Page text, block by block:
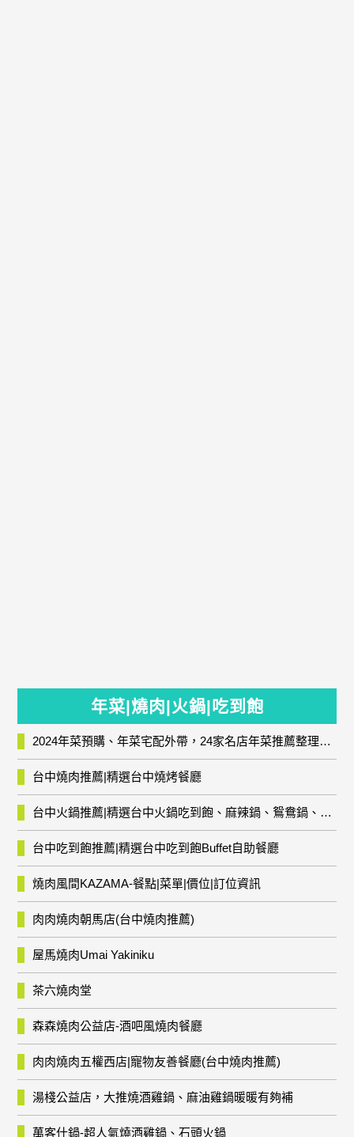
年菜|燒肉|火鍋|吃到飽
2024年菜預購、年菜宅配外帶，24家名店年菜推薦整理，圍爐輕鬆上菜團圓趣
台中燒肉推薦|精選台中燒烤餐廳
台中火鍋推薦|精選台中火鍋吃到飽、麻辣鍋、鴛鴦鍋、石頭火鍋、酸菜白肉鍋、海鮮鍋、燒酒雞、麻油雞、壽喜燒等熱門人氣火鍋店!
台中吃到飽推薦|精選台中吃到飽Buffet自助餐廳
燒肉風間KAZAMA-餐點|菜單|價位|訂位資訊
肉肉燒肉朝馬店(台中燒肉推薦)
屋馬燒肉Umai Yakiniku
茶六燒肉堂
森森燒肉公益店-酒吧風燒肉餐廳
肉肉燒肉五權西店|寵物友善餐廳(台中燒肉推薦)
湯棧公益店，大推燒酒雞鍋、麻油雞鍋暖暖有夠補
萬客什鍋-超人氣燒酒雞鍋、石頭火鍋